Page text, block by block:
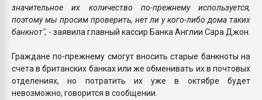
значительное их количество по-прежнему используется,
поэтому мы просим проверить, нет ли у кого-либо дома таких
банкнот", - заявила главный кассир Банка Англии Сара Джон.
Граждане по-прежнему смогут вносить старые банкноты на
счета в британских банках или же обменивать их в почтовых
отделениях, но потратить их уже в октябре будет
невозможно, говорится в сообщении.